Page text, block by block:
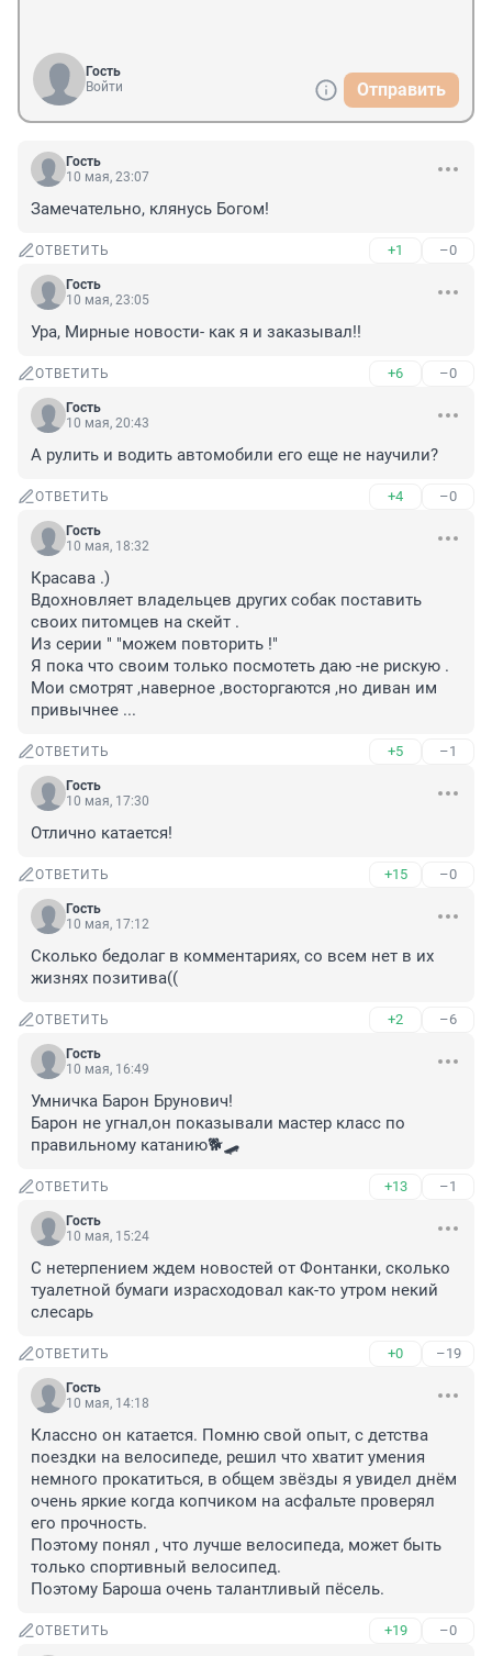
Гость
Войти
Отправить
Гость
10 мая, 23:07
Замечательно, клянусь Богом!
ОТВЕТИТЬ +1 –0
Гость
10 мая, 23:05
Ура, Мирные новости- как я и заказывал!!
ОТВЕТИТЬ +6 –0
Гость
10 мая, 20:43
А рулить и водить автомобили его еще не научили?
ОТВЕТИТЬ +4 –0
Гость
10 мая, 18:32
Красава .)
Вдохновляет владельцев других собак поставить
своих питомцев на скейт .
Из серии " "можем повторить !"
Я пока что своим только посмотеть даю -не рискую .
Мои смотрят ,наверное ,восторгаются ,но диван им
привычнее ...
ОТВЕТИТЬ +5 –1
Гость
10 мая, 17:30
Отлично катается!
ОТВЕТИТЬ +15 –0
Гость
10 мая, 17:12
Сколько бедолаг в комментариях, со всем нет в их
жизнях позитива((
ОТВЕТИТЬ +2 –6
Гость
10 мая, 16:49
Умничка Барон Брунович!
Барон не угнал,он показывали мастер класс по
правильному катанию🐕🛹
ОТВЕТИТЬ +13 –1
Гость
10 мая, 15:24
С нетерпением ждем новостей от Фонтанки, сколько
туалетной бумаги израсходовал как-то утром некий
слесарь
ОТВЕТИТЬ +0 –19
Гость
10 мая, 14:18
Классно он катается. Помню свой опыт, с детства
поездки на велосипеде, решил что хватит умения
немного прокатиться, в общем звёзды я увидел днём
очень яркие когда копчиком на асфальте проверял
его прочность.
Поэтому понял , что лучше велосипеда, может быть
только спортивный велосипед.
Поэтому Бароша очень талантливый пёсель.
ОТВЕТИТЬ +19 –0